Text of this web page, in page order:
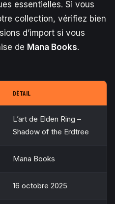
essentielles. Si vous
collection, vérifiez bien
d’import si vous
de Mana Books.
DÉTAIL
L’art de Elden Ring –
Shadow of the Erdtree
Mana Books
16 octobre 2025